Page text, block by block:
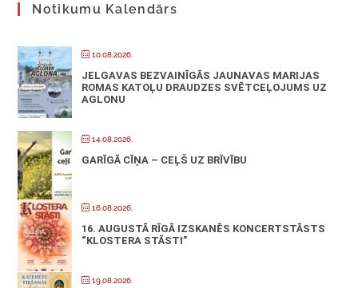
Notikumu Kalendārs
10.08.2026.
JELGAVAS BEZVAINĪGĀS JAUNAVAS MARIJAS
ROMAS KATOĻU DRAUDZES SVĒTCEĻOJUMS UZ
AGLONU
14.08.2026.
GARĪGĀ CĪŅA – CEĻŠ UZ BRĪVĪBU
16.08.2026.
16. AUGUSTĀ RĪGĀ IZSKANĒS KONCERTSTĀSTS
“KLOSTERA STĀSTI”
19.08.2026.